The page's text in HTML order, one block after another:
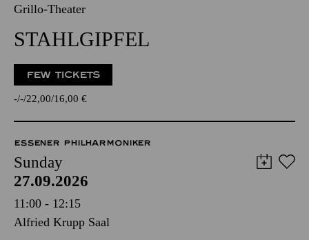
Grillo-Theater
STAHLGIPFEL
FEW TICKETS
- - 22,00 16,00 €
ESSENER PHILHARMONIKER
Sunday
27.09.2026
11:00 - 12:15
Alfried Krupp Saal